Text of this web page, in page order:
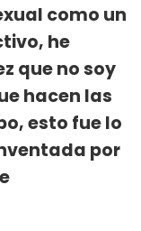
como un
he
que no soy
hacen las
esto fue lo
por